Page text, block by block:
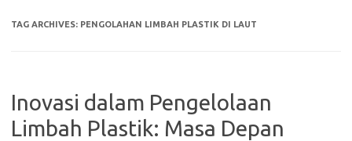
TAG ARCHIVES: PENGOLAHAN LIMBAH PLASTIK DI LAUT
Inovasi dalam Pengelolaan
Limbah Plastik: Masa Depan